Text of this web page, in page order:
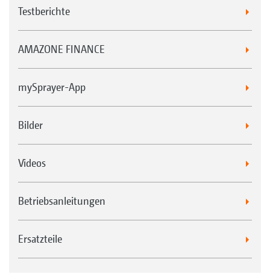
Testberichte
AMAZONE FINANCE
mySprayer-App
Bilder
Videos
Betriebsanleitungen
Ersatzteile